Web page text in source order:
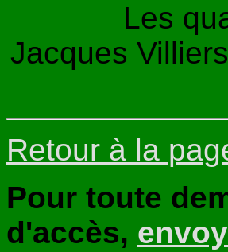
Les
Jacques
Retour à la
Pour toute
d'accès,